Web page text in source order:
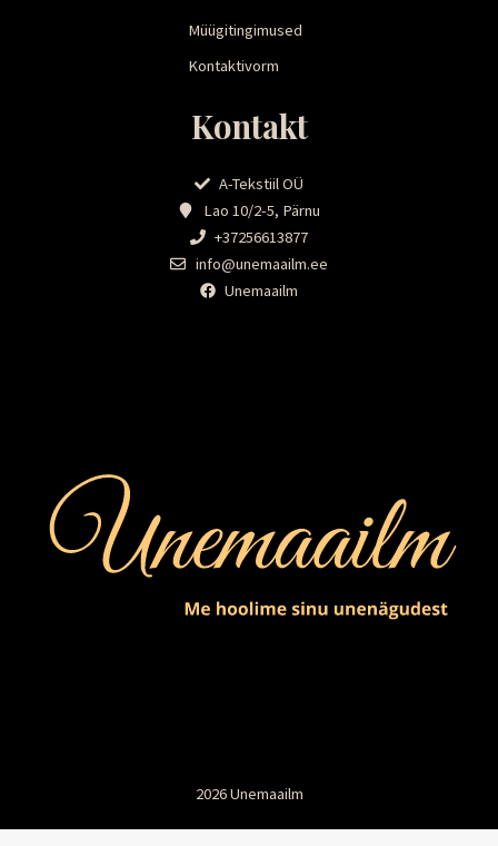
Müügitingimused
Kontaktivorm
Kontakt
A-Tekstiil OÜ
Lao 10/2-5, Pärnu
+37256613877
info@unemaailm.ee
Unemaailm
2026 Unemaailm